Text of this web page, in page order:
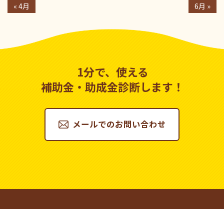
« 4月 6月 »
1分で、使える
補助金・助成金診断します！
メールでのお問い合わせ